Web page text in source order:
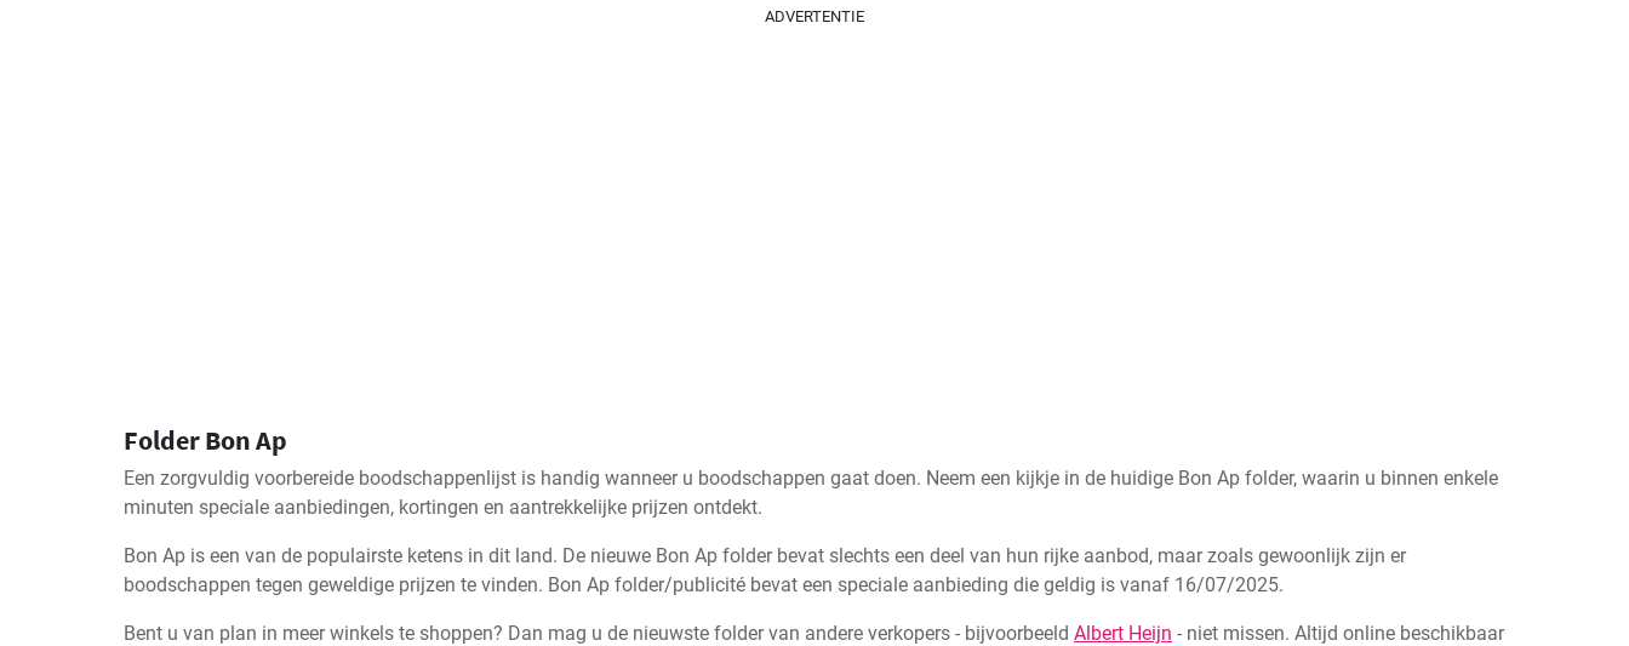
ADVERTENTIE
Folder Bon Ap
Een zorgvuldig voorbereide boodschappenlijst is handig wanneer u boodschappen gaat doen. Neem een kijkje in de huidige Bon Ap folder, waarin u binnen enkele
minuten speciale aanbiedingen, kortingen en aantrekkelijke prijzen ontdekt.
Bon Ap is een van de populairste ketens in dit land. De nieuwe Bon Ap folder bevat slechts een deel van hun rijke aanbod, maar zoals gewoonlijk zijn er
boodschappen tegen geweldige prijzen te vinden. Bon Ap folder/publicité bevat een speciale aanbieding die geldig is vanaf 16/07/2025.
Bent u van plan in meer winkels te shoppen? Dan mag u de nieuwste folder van andere verkopers - bijvoorbeeld Albert Heijn - niet missen. Altijd online beschikbaar